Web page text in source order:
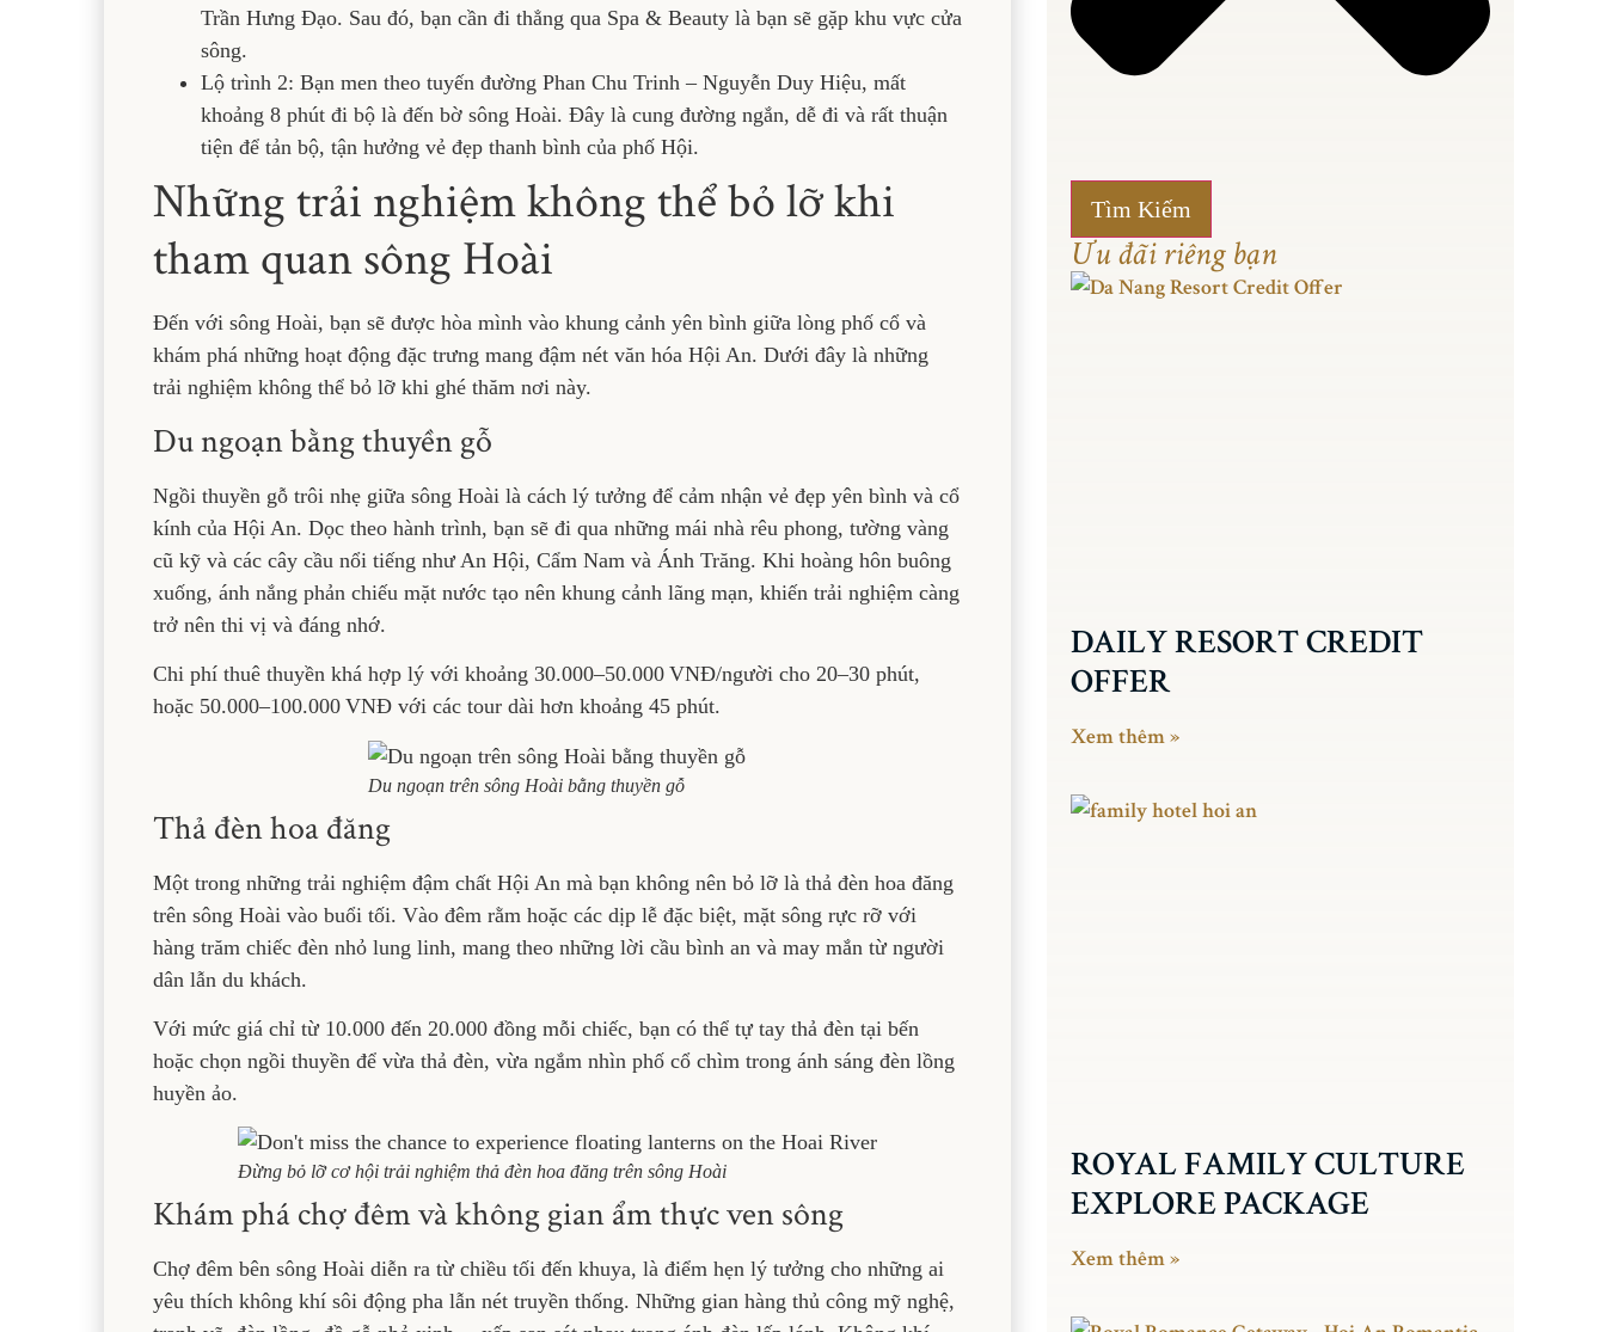
Trần Hưng Đạo. Sau đó, bạn cần đi thẳng qua Spa & Beauty là bạn sẽ gặp khu vực cửa
sông.
Lộ trình 2: Bạn men theo tuyến đường Phan Chu Trinh – Nguyễn Duy Hiệu, mất
khoảng 8 phút đi bộ là đến bờ sông Hoài. Đây là cung đường ngắn, dễ đi và rất thuận
tiện để tản bộ, tận hưởng vẻ đẹp thanh bình của phố Hội.
Những trải nghiệm không thể bỏ lỡ khi
tham quan sông Hoài
Đến với sông Hoài, bạn sẽ được hòa mình vào khung cảnh yên bình giữa lòng phố cổ và
khám phá những hoạt động đặc trưng mang đậm nét văn hóa Hội An. Dưới đây là những
trải nghiệm không thể bỏ lỡ khi ghé thăm nơi này.
Du ngoạn bằng thuyền gỗ
Ngồi thuyền gỗ trôi nhẹ giữa sông Hoài là cách lý tưởng để cảm nhận vẻ đẹp yên bình và cổ
kính của Hội An. Dọc theo hành trình, bạn sẽ đi qua những mái nhà rêu phong, tường vàng
cũ kỹ và các cây cầu nổi tiếng như An Hội, Cẩm Nam và Ánh Trăng. Khi hoàng hôn buông
xuống, ánh nắng phản chiếu mặt nước tạo nên khung cảnh lãng mạn, khiến trải nghiệm càng
trở nên thi vị và đáng nhớ.
Chi phí thuê thuyền khá hợp lý với khoảng 30.000–50.000 VNĐ/người cho 20–30 phút,
hoặc 50.000–100.000 VNĐ với các tour dài hơn khoảng 45 phút.
Du ngoạn trên sông Hoài bằng thuyền gỗ
Thả đèn hoa đăng
Một trong những trải nghiệm đậm chất Hội An mà bạn không nên bỏ lỡ là thả đèn hoa đăng
trên sông Hoài vào buổi tối. Vào đêm rằm hoặc các dịp lễ đặc biệt, mặt sông rực rỡ với
hàng trăm chiếc đèn nhỏ lung linh, mang theo những lời cầu bình an và may mắn từ người
dân lẫn du khách.
Với mức giá chỉ từ 10.000 đến 20.000 đồng mỗi chiếc, bạn có thể tự tay thả đèn tại bến
hoặc chọn ngồi thuyền để vừa thả đèn, vừa ngắm nhìn phố cổ chìm trong ánh sáng đèn lồng
huyền ảo.
Đừng bỏ lỡ cơ hội trải nghiệm thả đèn hoa đăng trên sông Hoài
Khám phá chợ đêm và không gian ẩm thực ven sông
Chợ đêm bên sông Hoài diễn ra từ chiều tối đến khuya, là điểm hẹn lý tưởng cho những ai
yêu thích không khí sôi động pha lẫn nét truyền thống. Những gian hàng thủ công mỹ nghệ,
Tìm Kiếm
Ưu đãi riêng bạn
DAILY RESORT CREDIT
OFFER
Xem thêm »
ROYAL FAMILY CULTURE
EXPLORE PACKAGE
Xem thêm »